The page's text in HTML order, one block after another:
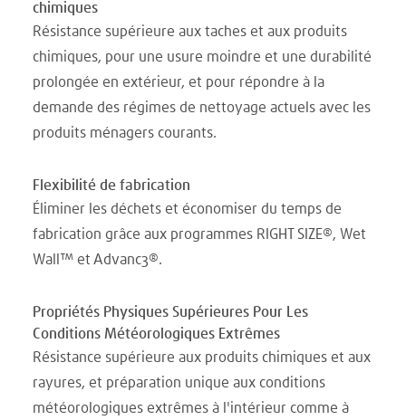
chimiques
Résistance supérieure aux taches et aux produits
chimiques, pour une usure moindre et une durabilité
prolongée en extérieur, et pour répondre à la
demande des régimes de nettoyage actuels avec les
produits ménagers courants.
Flexibilité de fabrication
Éliminer les déchets et économiser du temps de
fabrication grâce aux programmes RIGHT SIZE®, Wet
Wall™ et Advanc3®.
Propriétés Physiques Supérieures Pour Les
Conditions Météorologiques Extrêmes
Résistance supérieure aux produits chimiques et aux
rayures, et préparation unique aux conditions
météorologiques extrêmes à l'intérieur comme à